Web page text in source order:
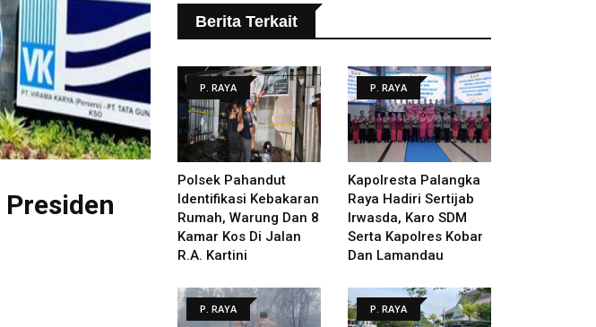
Berita Terkait
P. RAYA
Polsek Pahandut
Identifikasi Kebakaran
Rumah, Warung Dan 8
Kamar Kos Di Jalan
R.A. Kartini
P. RAYA
Kapolresta Palangka
Raya Hadiri Sertijab
Irwasda, Karo SDM
Serta Kapolres Kobar
Dan Lamandau
P. RAYA P. RAYA